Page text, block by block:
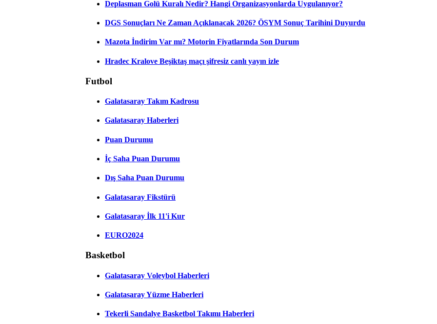
Deplasman Golü Kuralı Nedir? Hangi Organizasyonlarda Uygulanıyor?
DGS Sonuçları Ne Zaman Açıklanacak 2026? ÖSYM Sonuç Tarihini Duyurdu
Mazota İndirim Var mı? Motorin Fiyatlarında Son Durum
Hradec Kralove Beşiktaş maçı şifresiz canlı yayın izle
Futbol
Galatasaray Takım Kadrosu
Galatasaray Haberleri
Puan Durumu
İç Saha Puan Durumu
Dış Saha Puan Durumu
Galatasaray Fikstürü
Galatasaray İlk 11'i Kur
EURO2024
Basketbol
Galatasaray Voleybol Haberleri
Galatasaray Yüzme Haberleri
Tekerli Sandalye Basketbol Takımı Haberleri